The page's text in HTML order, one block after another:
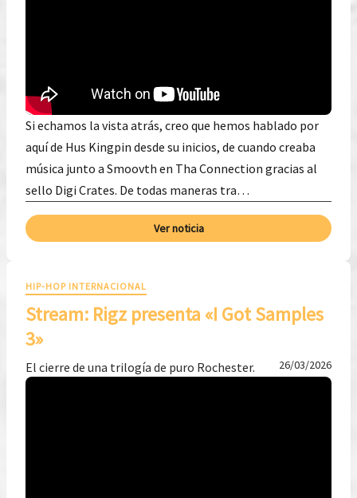
Si echamos la vista atrás, creo que hemos hablado por
aquí de Hus Kingpin desde su inicios, de cuando creaba
música junto a Smoovth en Tha Connection gracias al
sello Digi Crates. De todas maneras tra…
Ver noticia
HIP-HOP INTERNACIONAL
Stream: Rigz presenta «I Got Samples
3»
El cierre de una trilogía de puro Rochester. 26/03/2026